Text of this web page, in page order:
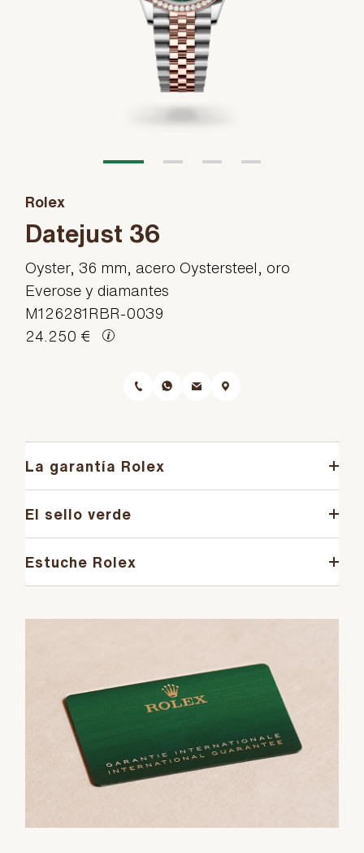
Rolex
Datejust 36
Oyster, 36 mm, acero Oystersteel, oro
Everose y diamantes
M126281RBR-0039
24.250 €
La garantía Rolex
El sello verde
Estuche Rolex